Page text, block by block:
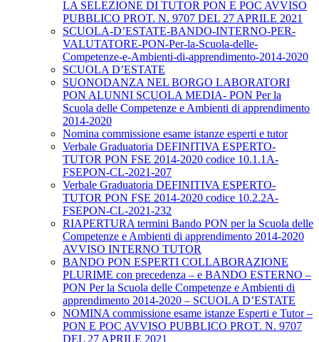
LA SELEZIONE DI TUTOR PON E POC AVVISO
PUBBLICO PROT. N. 9707 DEL 27 APRILE 2021
SCUOLA-D’ESTATE-BANDO-INTERNO-PER-
VALUTATORE-PON-Per-la-Scuola-delle-
Competenze-e-Ambienti-di-apprendimento-2014-2020
SCUOLA D’ESTATE
SUONODANZA NEL BORGO LABORATORI
PON ALUNNI SCUOLA MEDIA- PON Per la
Scuola delle Competenze e Ambienti di apprendimento
2014-2020
Nomina commissione esame istanze esperti e tutor
Verbale Graduatoria DEFINITIVA ESPERTO-
TUTOR PON FSE 2014-2020 codice 10.1.1A-
FSEPON-CL-2021-207
Verbale Graduatoria DEFINITIVA ESPERTO-
TUTOR PON FSE 2014-2020 codice 10.2.2A-
FSEPON-CL-2021-232
RIAPERTURA termini Bando PON per la Scuola delle
Competenze e Ambienti di apprendimento 2014-2020
AVVISO INTERNO TUTOR
BANDO PON ESPERTI COLLABORAZIONE
PLURIME con precedenza – e BANDO ESTERNO –
PON Per la Scuola delle Competenze e Ambienti di
apprendimento 2014-2020 – SCUOLA D’ESTATE
NOMINA commissione esame istanze Esperti e Tutor –
PON E POC AVVISO PUBBLICO PROT. N. 9707
DEL 27 APRILE 2021